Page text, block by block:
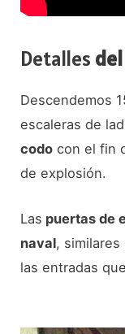
Detalles
Descendemos
escaleras de
codo con el fin
de explosión.
Las puertas de
naval,
las entradas